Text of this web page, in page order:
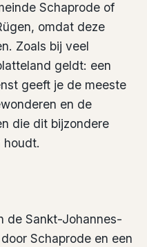
Schaprode of
omdat deze
Zoals bij veel
geldt: een
geeft je de meeste
en de
die dit bijzondere
houdt.
de Sankt-Johannes-
Schaprode en een